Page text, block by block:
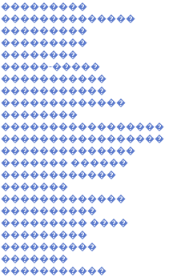
���������
��������������
���������
���������
��������
�����-�����
�����������
�����������
�������������
��������
�����������������
�����������������
��������������
������� ������
������������
�������
�������������
����������
��������� ����
���������
����������
�������
�����������